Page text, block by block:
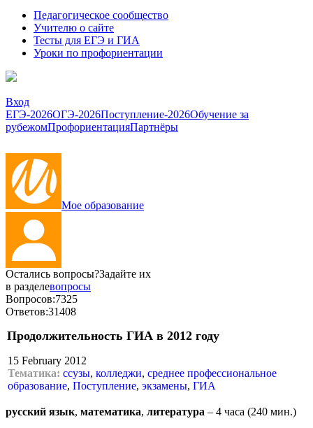
Педагогическое сообщество
Учителю о сайте
Тесты для ЕГЭ и ГИА
Уроки по профориентации
Вход
ЕГЭ-2026ОГЭ-2026Поступление-2026Обучение за
рубежомПрофориентацияПартнёры
Мое образование
Остались вопросы?Задайте их
в разделевопросы
Вопросов:7325
Ответов:31408
Продолжительность ГИА в 2012 году
15 February 2012
Тематика: ссузы, колледжи, среднее профессиональное
образование, Поступление, экзамены, ГИА
русский язык, математика, литература – 4 часа (240 мин.)